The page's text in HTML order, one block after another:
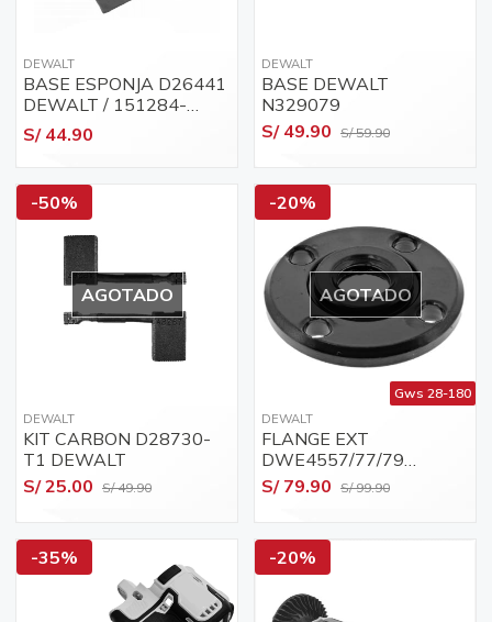
DEWALT
BASE ESPONJA D26441
DEWALT / 151284-
00SV
S/ 44.90
DEWALT
BASE DEWALT
N329079
S/ 49.90 S/ 59.90
-50%
AGOTADO
DEWALT
KIT CARBON D28730-
T1 DEWALT
S/ 25.00 S/ 49.90
-20%
AGOTADO
Gws 28-180
DEWALT
FLANGE EXT
DWE4557/77/79
DEWALT (401678-05)
S/ 79.90 S/ 99.90
-35% -20%